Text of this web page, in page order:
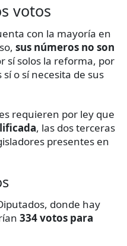
votos
con la mayoría en
sus números no son
sí solos la reforma, por
o sí necesita de sus
requieren por ley que
, las dos terceras
presentes en
donde hay
334 votos para